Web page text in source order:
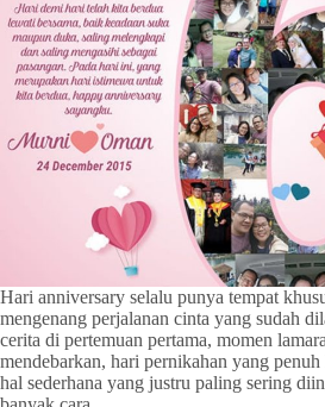
Hari anniversary selalu punya tempat
mengenang perjalanan cinta yang sudah
cerita di pertemuan pertama, momen
mendebarkan, hari pernikahan yang
hal sederhana yang justru paling sering